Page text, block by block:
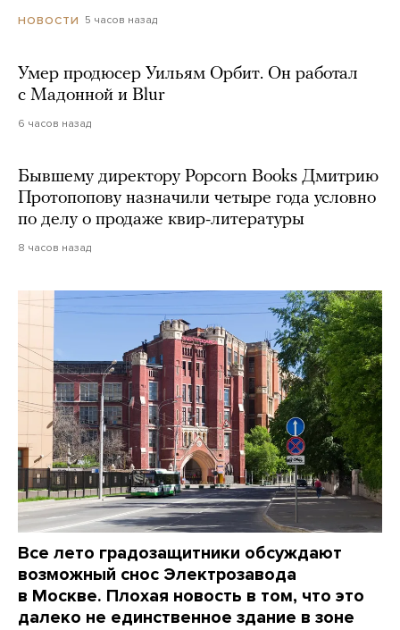
НОВОСТИ 5 часов назад
Умер продюсер Уильям Орбит. Он работал
с Мадонной и Blur
6 часов назад
Бывшему директору Popcorn Books Дмитрию
Протопопову назначили четыре года условно
по делу о продаже квир-литературы
8 часов назад
Все лето градозащитники обсуждают
возможный снос Электрозавода
в Москве. Плохая новость в том, что это
далеко не единственное здание в зоне